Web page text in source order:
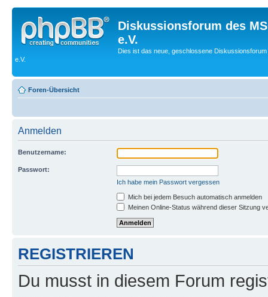
Diskussionsforum des
e.V.
Dies ist das neue, geschlossene
e.V.
Foren-Übersicht
Anmelden
Benutzername:
Passwort:
Ich habe mein Passwort vergessen
Mich bei jedem Besuch automatisch anmelden
Meinen Online-Status während dieser Sitzung
REGISTRIEREN
Du musst in diesem Forum